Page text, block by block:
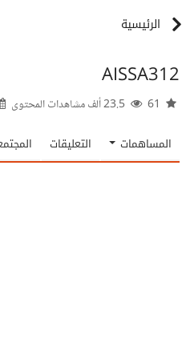
الرئيسية
AISSA312
المساهمات التعليقات